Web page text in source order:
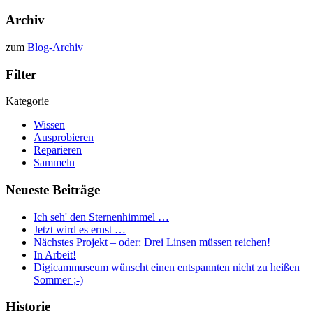
Archiv
zum Blog-Archiv
Filter
Kategorie
Wissen
Ausprobieren
Reparieren
Sammeln
Neueste Beiträge
Ich seh' den Sternenhimmel …
Jetzt wird es ernst …
Nächstes Projekt – oder: Drei Linsen müssen reichen!
In Arbeit!
Digicammuseum wünscht einen entspannten nicht zu heißen
Sommer ;-)
Historie